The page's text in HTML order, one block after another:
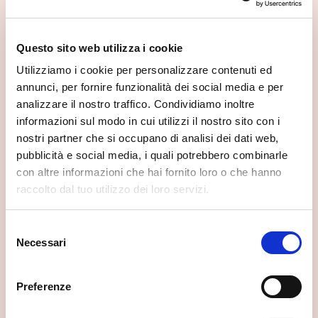
Questo sito web utilizza i cookie
Utilizziamo i cookie per personalizzare contenuti ed
annunci, per fornire funzionalità dei social media e per
analizzare il nostro traffico. Condividiamo inoltre
informazioni sul modo in cui utilizzi il nostro sito con i
nostri partner che si occupano di analisi dei dati web,
pubblicità e social media, i quali potrebbero combinarle
con altre informazioni che hai fornito loro o che hanno
raccolto dal tuo utilizzo dei loro servizi.
delNecessari
Preferenze